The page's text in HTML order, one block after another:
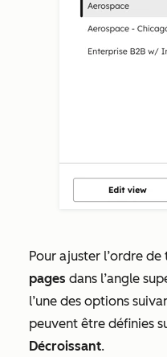
Pour ajuster l’ordre
pages dans l’angle
l’une des options
peuvent être définies
Décroissant.